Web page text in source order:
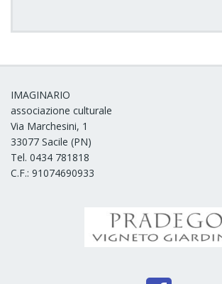
IMAGINARIO
associazione culturale
Via Marchesini, 1
33077 Sacile (PN)
Tel. 0434 781818
C.F.: 91074690933